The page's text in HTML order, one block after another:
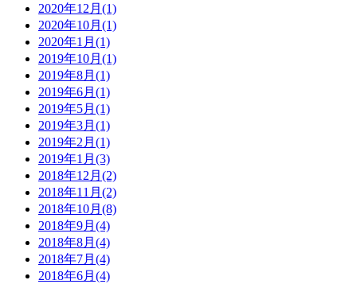
2020年12月(1)
2020年10月(1)
2020年1月(1)
2019年10月(1)
2019年8月(1)
2019年6月(1)
2019年5月(1)
2019年3月(1)
2019年2月(1)
2019年1月(3)
2018年12月(2)
2018年11月(2)
2018年10月(8)
2018年9月(4)
2018年8月(4)
2018年7月(4)
2018年6月(4)